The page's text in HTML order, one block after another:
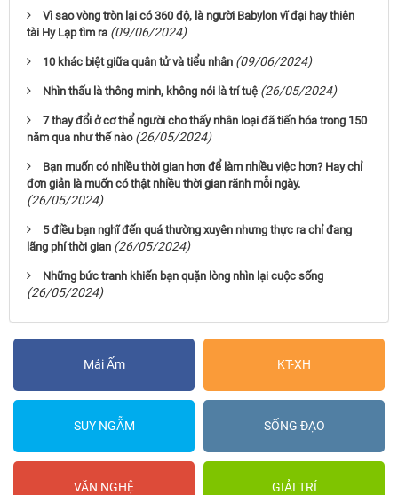
Vì sao vòng tròn lại có 360 độ, là người Babylon vĩ đại hay thiên
tài Hy Lạp tìm ra (09/06/2024)
10 khác biệt giữa quân tử và tiểu nhân (09/06/2024)
Nhìn thấu là thông minh, không nói là trí tuệ (26/05/2024)
7 thay đổi ở cơ thể người cho thấy nhân loại đã tiến hóa trong 150
năm qua như thế nào (26/05/2024)
Bạn muốn có nhiều thời gian hơn để làm nhiều việc hơn? Hay chỉ
đơn giản là muốn có thật nhiều thời gian rãnh mỗi ngày.
(26/05/2024)
5 điều bạn nghĩ đến quá thường xuyên nhưng thực ra chỉ đang
lãng phí thời gian (26/05/2024)
Những bức tranh khiến bạn quặn lòng nhìn lại cuộc sống
(26/05/2024)
Mái Ấm KT-XH
SUY NGẪM SỐNG ĐẠO
VĂN NGHỆ GIẢI TRÍ